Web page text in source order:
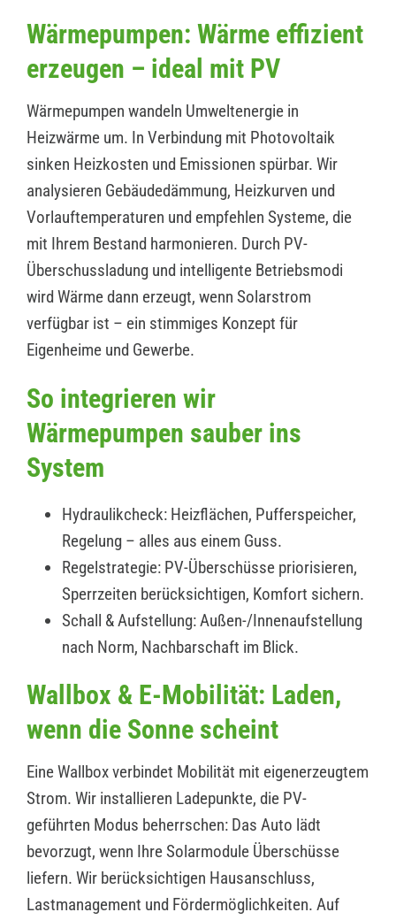
Wärmepumpen: Wärme effizient
erzeugen – ideal mit PV
Wärmepumpen wandeln Umweltenergie in
Heizwärme um. In Verbindung mit Photovoltaik
sinken Heizkosten und Emissionen spürbar. Wir
analysieren Gebäudedämmung, Heizkurven und
Vorlauftemperaturen und empfehlen Systeme, die
mit Ihrem Bestand harmonieren. Durch PV-
Überschussladung und intelligente Betriebsmodi
wird Wärme dann erzeugt, wenn Solarstrom
verfügbar ist – ein stimmiges Konzept für
Eigenheime und Gewerbe.
So integrieren wir
Wärmepumpen sauber ins
System
Hydraulikcheck: Heizflächen, Pufferspeicher,
Regelung – alles aus einem Guss.
Regelstrategie: PV-Überschüsse priorisieren,
Sperrzeiten berücksichtigen, Komfort sichern.
Schall & Aufstellung: Außen-/Innenaufstellung
nach Norm, Nachbarschaft im Blick.
Wallbox & E-Mobilität: Laden,
wenn die Sonne scheint
Eine Wallbox verbindet Mobilität mit eigenerzeugtem
Strom. Wir installieren Ladepunkte, die PV-
geführten Modus beherrschen: Das Auto lädt
bevorzugt, wenn Ihre Solarmodule Überschüsse
liefern. Wir berücksichtigen Hausanschluss,
Lastmanagement und Fördermöglichkeiten. Auf